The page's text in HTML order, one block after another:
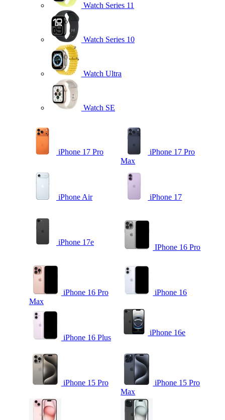
Watch Series 11
Watch Series 10
Watch Ultra
Watch SE
iPhone 17 Pro
iPhone 17 Pro
Max
iPhone Air iPhone 17
iPhone 17e
IPhone 16 Pro
iPhone 16 Pro
Max
iPhone 16
iPhone 16 Plus
iPhone 16e
iPhone 15 Pro
iPhone 15 Pro
Max